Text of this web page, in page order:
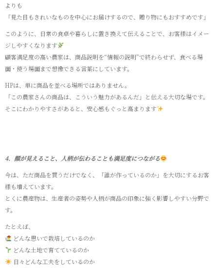
よりも
「見た目もきれいなものを中心にお届けするので、贈り物にもおすすめです」
このように、日常の食卓や暮らしに置き換えて伝えることで、お客様はイメー
ジしやすくなります
顧客満足度の高い農家は、商品説明を“情報の説明”で終わらせず、食べる場
面・使う場面まで想像できる言葉にしています。
HPは、単に商品を並べる場所ではありません。
「この農家さんの商品は、こういう魅力があるんだ」と伝える大切な場です。
そこにわかりやすさがあると、安心感もぐっと高まります
4．顔が見えること、人柄が伝わることも満足度につながる
今は、ただ商品を買うだけでなく、「誰が作っているのか」を大切にするお客
様も増えています。
とくに農産物は、生産者の姿勢や人柄が商品の印象に強く影響しやすい分野で
す。
たとえば、
どんな思いで栽培しているのか
どんな土地で育てているのか
日々どんな工夫をしているのか